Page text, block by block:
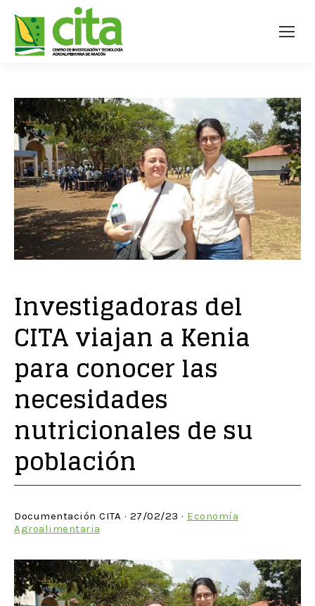
Investigadoras del
CITA viajan a Kenia
para conocer las
necesidades
nutricionales de su
población
Documentación CITA · 27/02/23 · Economía
Agroalimentaria